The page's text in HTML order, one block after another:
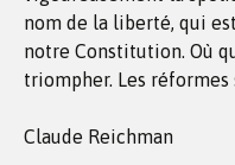
nom de la liberté, qui
notre Constitution. Où
triompher. Les
Claude Reichman